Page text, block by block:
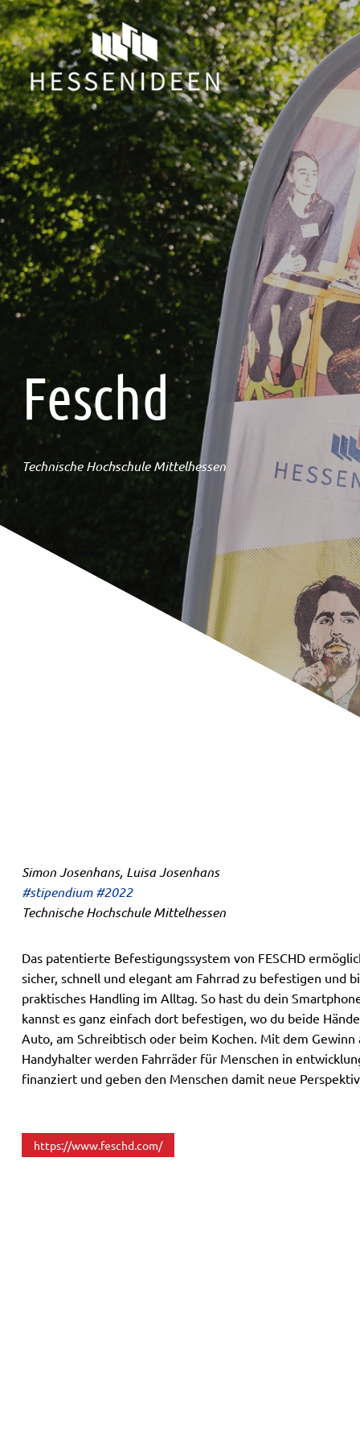
Feschd
Technische Hochschule Mittelhessen
Simon Josenhans, Luisa Josenhans
#stipendium #2022
Technische Hochschule Mittelhessen
Das patentierte Befestigungssystem von FESCHD
sicher, schnell und elegant am Fahrrad zu befestigen und
praktisches Handling im Alltag. So hast du dein
kannst es ganz einfach dort befestigen, wo du beide
Auto, am Schreibtisch oder beim Kochen. Mit dem
Handyhalter werden Fahrräder für Menschen in
finanziert und geben den Menschen damit neue
https://www.feschd.com/